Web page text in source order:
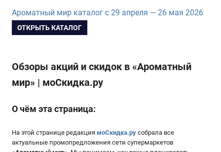
Ароматный мир каталог с 29 апреля — 26 мая 2026
ОТКРЫТЬ КАТАЛОГ
Обзоры акций и скидок в «Ароматный
мир» | моСкидка.ру
О чём эта страница:
На этой странице редакция моСкидка.ру собрала все
актуальные промопредложения сети супермаркетов